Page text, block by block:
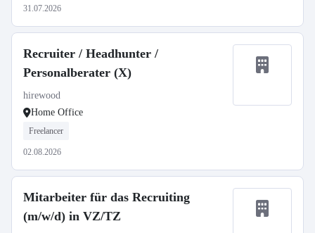
31.07.2026
Recruiter / Headhunter /
Personalberater (X)
hirewood
Home Office
Freelancer
02.08.2026
Mitarbeiter für das Recruiting
(m/w/d) in VZ/TZ